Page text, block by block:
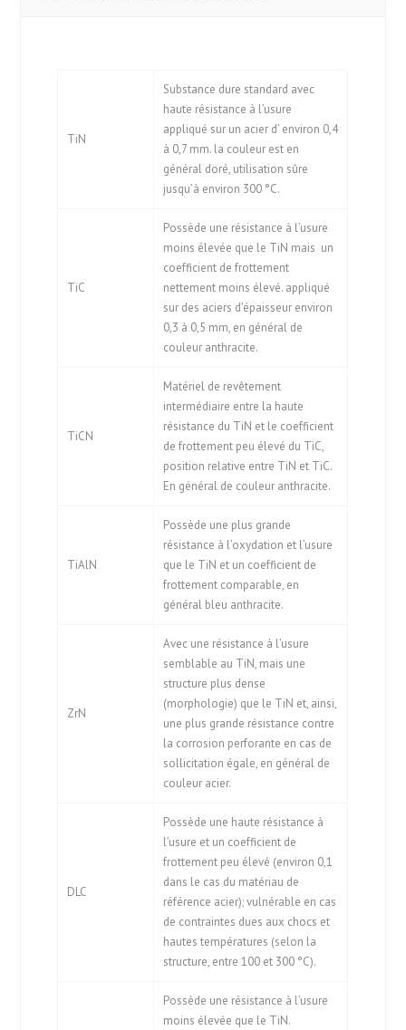
TiN
Substance dure standard avec
haute résistance à l’usure
appliqué sur un acier d’ environ 0,4
à 0,7 mm. la couleur est en
général doré, utilisation sûre
jusqu’à environ 300 °C.
TiC
Possède une résistance à l’usure
moins élevée que le TiN mais un
coefficient de frottement
nettement moins élevé. appliqué
sur des aciers d’épaisseur environ
0,3 à 0,5 mm, en général de
couleur anthracite.
TiCN
Matériel de revêtement
intermédiaire entre la haute
résistance du TiN et le coefficient
de frottement peu élevé du TiC,
position relative entre TiN et TiC.
En général de couleur anthracite.
TiAlN
Possède une plus grande
résistance à l’oxydation et l’usure
que le TiN et un coefficient de
frottement comparable, en
général bleu anthracite.
ZrN
Avec une résistance à l’usure
semblable au TiN, mais une
structure plus dense
(morphologie) que le TiN et, ainsi,
une plus grande résistance contre
la corrosion perforante en cas de
sollicitation égale, en général de
couleur acier.
DLC
Possède une haute résistance à
l’usure et un coefficient de
frottement peu élevé (environ 0,1
dans le cas du matériau de
référence acier); vulnérable en cas
de contraintes dues aux chocs et
hautes températures (selon la
structure, entre 100 et 300 °C).
Possède une résistance à l’usure
moins élevée que le TiN.